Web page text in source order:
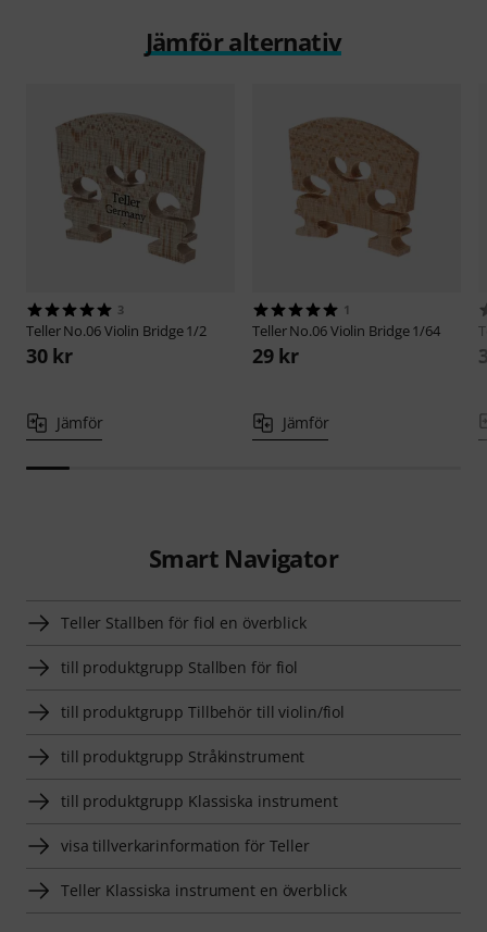
Jämför alternativ
3
TellerNo.06 Violin Bridge 1/2
30 kr
Jämför
1
TellerNo.06 Violin Bridge 1/64
29 kr
Jämför
Smart Navigator
Teller Stallben för fiol en överblick
till produktgrupp Stallben för fiol
till produktgrupp Tillbehör till violin/fiol
till produktgrupp Stråkinstrument
till produktgrupp Klassiska instrument
visa tillverkarinformation för Teller
Teller Klassiska instrument en överblick